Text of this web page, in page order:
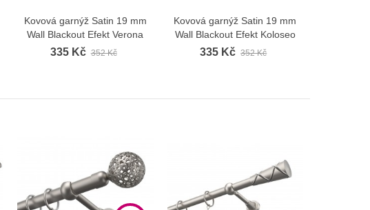
Zobrazit více
Kovová garnýž Satin 19 mm
Wall Blackout Efekt Verona
335 Kč 352 Kč
Zobrazit více
Kovová garnýž Satin 19 mm
Wall Blackout Efekt Koloseo
335 Kč 352 Kč